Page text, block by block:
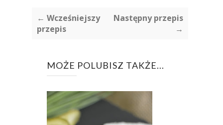
← Wcześniejszy
przepis
Następny przepis
→
MOŻE POLUBISZ TAKŻE...